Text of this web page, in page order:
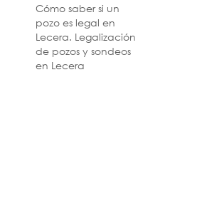
Cómo saber si un
pozo es legal en
Lecera. Legalización
de pozos y sondeos
en Lecera